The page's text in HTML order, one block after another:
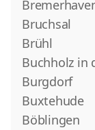
Bruchsal
Brühl
Buchholz in
Burgdorf
Buxtehude
Böblingen